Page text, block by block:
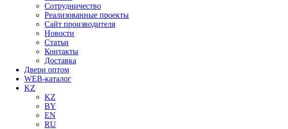
Сотрудничество
Реализованные проекты
Сайт производителя
Новости
Статьи
Контакты
Доставка
Двери оптом
WEB-каталог
KZ
KZ
BY
EN
RU